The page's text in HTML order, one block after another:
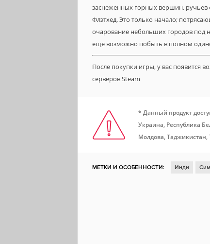
заснеженных горных вершин, ручьев
Флэтхед. Это только начало;
очарование небольших городов под
еще возможно побыть в полном
После покупки игры, у вас появится
серверов Steam
* Данный продукт
Украина, Республика
Молдова, Таджикистан,
МЕТКИ И ОСОБЕННОСТИ: Инди